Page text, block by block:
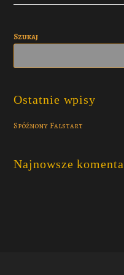
Szukaj
Ostatnie wpisy
Spóźnony Falstart
Najnowsze